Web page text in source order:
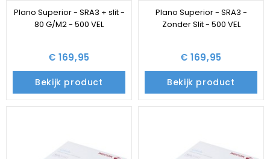
Plano Superior - SRA3 + slit -
80 G/M2 - 500 VEL
€ 169,95
Bekijk product
Plano Superior - SRA3 -
Zonder Slit - 500 VEL
€ 169,95
Bekijk product